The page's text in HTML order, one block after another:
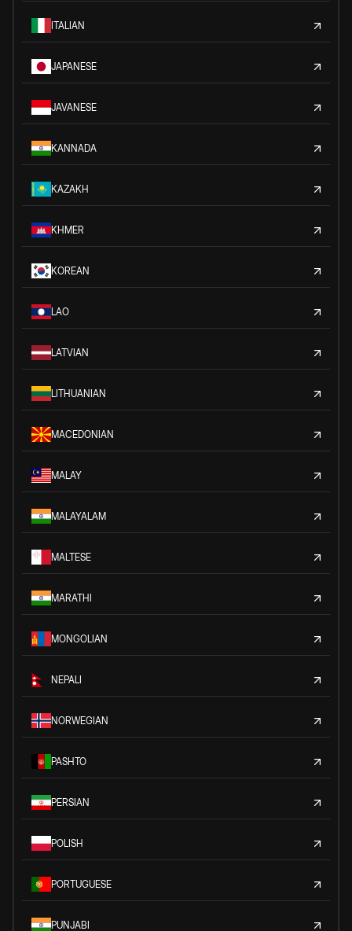
ITALIAN
JAPANESE
JAVANESE
KANNADA
KAZAKH
KHMER
KOREAN
LAO
LATVIAN
LITHUANIAN
MACEDONIAN
MALAY
MALAYALAM
MALTESE
MARATHI
MONGOLIAN
NEPALI
NORWEGIAN
PASHTO
PERSIAN
POLISH
PORTUGUESE
PUNJABI